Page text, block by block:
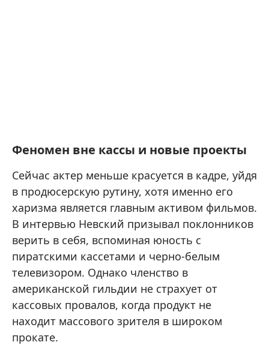
Феномен вне кассы и новые проекты
Сейчас актер меньше красуется в кадре, уйдя
в продюсерскую рутину, хотя именно его
харизма является главным активом фильмов.
В интервью Невский призывал поклонников
верить в себя, вспоминая юность с
пиратскими кассетами и черно-белым
телевизором. Однако членство в
американской гильдии не страхует от
кассовых провалов, когда продукт не
находит массового зрителя в широком
прокате.